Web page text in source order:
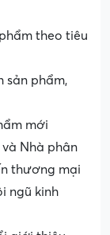
theo tiêu
sản phẩm,
mới
Nhà phân
thương mại
ngũ kinh